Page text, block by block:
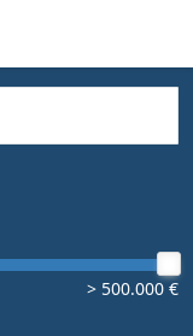
> 500.000 €